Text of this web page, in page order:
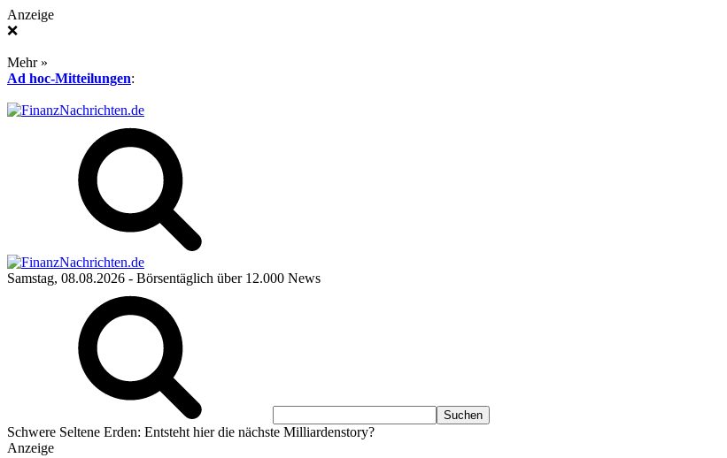
Anzeige
❌
Mehr »
Ad hoc-Mitteilungen:
Samstag, 08.08.2026 - Börsentäglich über 12.000 News
Schwere Seltene Erden: Entsteht hier die nächste Milliardenstory?
Anzeige